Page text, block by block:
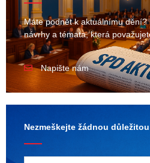
Máte podnět k aktuálnímu dění?
návrhy a témata, která
Napište nám
Nezmeškejte žádnou